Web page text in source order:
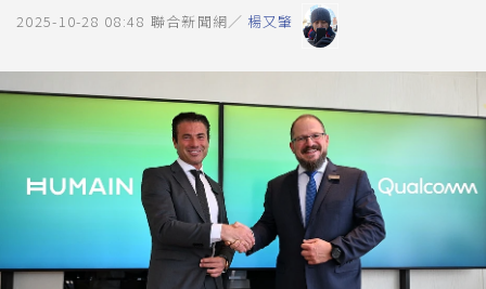
2025-10-28 08:48 聯合新聞網／ 楊又肇